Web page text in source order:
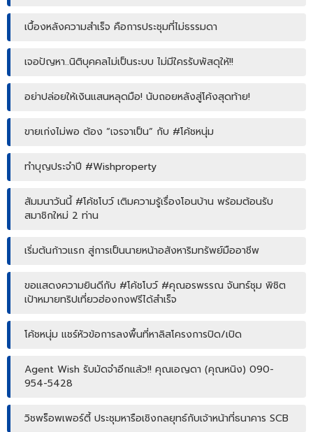
เบื้องหลังความสำเร็จ คือการประชุมที่ไม่ธรรมดา
เจอปัญหา..นิติบุคคลไม่เป็นระบบ ไม่มีใครรับพัสดุให้!!
อย่าปล่อยให้เงินแสนหลุดมือ! นับถอยหลังสู่โค้งสุดท้าย!
ขายเก่งไม่พอ ต้อง “เจรจาเป็น” กับ #โค้ชหนุ่ม
ทำบุญประจำปี #Wishproperty
สัมมนาวันนี้ #โค้ชโบว์ เติมความรู้เรื่องโอนบ้าน พร้อมต้อนรับ
สมาชิกใหม่ 2 ท่าน
เริ่มต้นก้าวแรก สู่การเป็นนายหน้าอสังหาริมทรัพย์มืออาชีพ
ขอแสดงความยินดีกับ #โค้ชโบว์ #คุณอรพรรณ จันทร์ชุม พิชิต
เป้าหมายทริปเที่ยวฮ่องกงฟรีได้สำเร็จ
โค้ชหนุ่ม แชร์หัวข้อการลงพื้นที่หาลิสโครงการปิด/เปิด
Agent Wish รับมัดจำอีกแล้ว!! คุณเอญดา (คุณหนิง) 090-
954-5428
วิชพร็อพเพอร์ตี้ ประชุมหารือเชิงกลยุทธ์กับเจ้าหน้าที่ธนาคาร SCB